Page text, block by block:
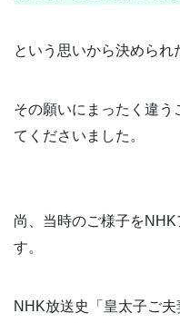
という思いから決められ
その願いにまったく違う
てくださいました。
尚、当時のご様子を
す。
NHK放送史「皇太子ご